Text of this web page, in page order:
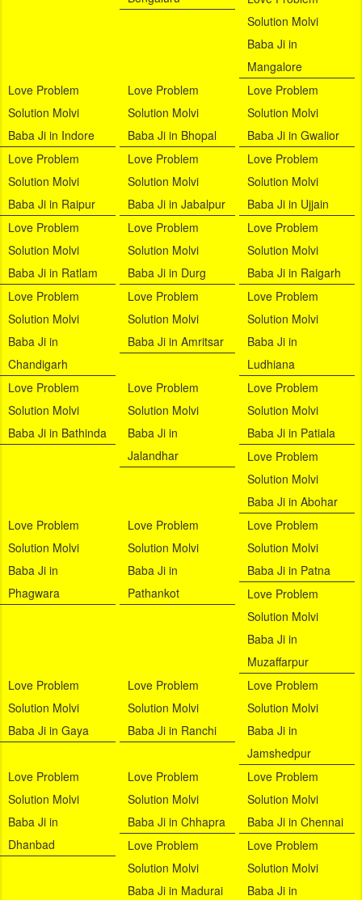
Solution Molvi
Baba Ji in
Mangalore
Love Problem
Solution Molvi
Baba Ji in Indore
Love Problem
Solution Molvi
Baba Ji in Bhopal
Love Problem
Solution Molvi
Baba Ji in Gwalior
Love Problem
Solution Molvi
Baba Ji in Raipur
Love Problem
Solution Molvi
Baba Ji in Jabalpur
Love Problem
Solution Molvi
Baba Ji in Ujjain
Love Problem
Solution Molvi
Baba Ji in Ratlam
Love Problem
Solution Molvi
Baba Ji in Durg
Love Problem
Solution Molvi
Baba Ji in Raigarh
Love Problem
Solution Molvi
Baba Ji in
Chandigarh
Love Problem
Solution Molvi
Baba Ji in Amritsar
Love Problem
Solution Molvi
Baba Ji in
Ludhiana
Love Problem
Solution Molvi
Baba Ji in Bathinda
Love Problem
Solution Molvi
Baba Ji in
Jalandhar
Love Problem
Solution Molvi
Baba Ji in Patiala
Love Problem
Solution Molvi
Baba Ji in Abohar
Love Problem
Solution Molvi
Baba Ji in
Phagwara
Love Problem
Solution Molvi
Baba Ji in
Pathankot
Love Problem
Solution Molvi
Baba Ji in Patna
Love Problem
Solution Molvi
Baba Ji in
Muzaffarpur
Love Problem
Solution Molvi
Baba Ji in Gaya
Love Problem
Solution Molvi
Baba Ji in Ranchi
Love Problem
Solution Molvi
Baba Ji in
Jamshedpur
Love Problem
Solution Molvi
Baba Ji in
Dhanbad
Love Problem
Solution Molvi
Baba Ji in Chhapra
Love Problem
Solution Molvi
Baba Ji in Chennai
Love Problem
Solution Molvi
Baba Ji in Madurai
Love Problem
Solution Molvi
Baba Ji in